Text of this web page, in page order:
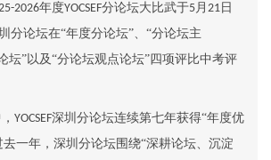
2026年度YOCSEF分论坛大比武于5月 21 日
分论坛在“年度分论坛”、“分论坛主
坛”以及“分论坛观点论坛”四项评比中考评
YOCSEF深圳分论坛连续第七年获得“年度优
一年，深圳分论坛围绕“深耕论坛、沉淀